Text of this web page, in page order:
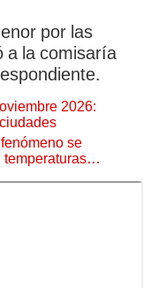
por las
a la comisaría
2026:
se